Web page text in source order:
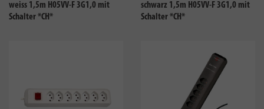
weiss 1,5m H05VV-F 3G1,0 mit
Schalter *CH*
schwarz 1,5m H05VV-F 3G1,0 mit
Schalter *CH*